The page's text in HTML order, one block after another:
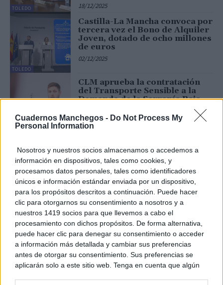
Cuadernos Manchegos - Do Not Process My
Personal Information
Nosotros y nuestros socios almacenamos o accedemos a
información en dispositivos, tales como cookies, y
procesamos datos personales, tales como identificadores
únicos e información estándar enviada por un dispositivo,
para los propósitos descritos a continuación. Puede hacer
clic para otorgarnos su consentimiento a nosotros y a
nuestros 1419 socios para que llevemos a cabo el
procesamiento con dichos propósitos. De forma alternativa,
puede hacer clic para denegar su consentimiento o acceder
a información más detallada y cambiar sus preferencias
antes de otorgar su consentimiento. Sus preferencias se
aplicarán solo a este sitio web. Tenga en cuenta que algún
TOLEDO 18/12/2025
TOLEDO
Castilla-La Mancha convoca por
tercera vez el Bono de Alquiler
Joven, dotado de ocho millones
de euros
02/12/2025
CUENCA
CLM aprueba la contratación
del Transporte Sensible a la
Demanda de la Serranía Baja
transporte regular de
personas...
TOLEDO
Castilla-La Mancha podría
llegar a los 350 millones de
euros de inversión en
presupuestos para Vivienda
17/11/2025
TOLEDO
Castilla-La Mancha supera los
15.000 visados de obra nueva,
el 21 por ciento con algún tipo
de protección pública
29/10/2025
El Pacto ‘Castilla-La Mancha
Horizonte 2030’ redoblará la